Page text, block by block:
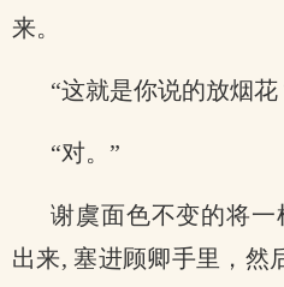
来。
“这就是你说的放烟花
“对。”
谢虞面色不变的将
出来, 塞进顾卿手里，然